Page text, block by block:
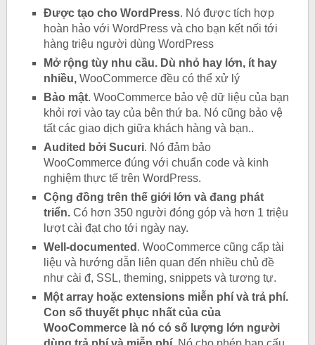
Được tạo cho WordPress. Nó được tích hợp
hoàn hảo với WordPress và cho bạn kết nối tới
hàng triệu người dùng WordPress
Mở rộng tùy nhu cầu. Dù nhỏ hay lớn, ít hay
nhiều, WooCommerce đều có thể xử lý
Bảo mật. WooCommerce bảo vệ dữ liệu của bạn
khỏi rơi vào tay của bên thứ ba. Nó cũng bảo vệ
tất các giao dịch giữa khách hàng và bạn..
Audited bởi Sucuri. Nó đảm bảo
WooCommerce đúng với chuẩn code và kinh
nghiệm thực tế trên WordPress.
Cộng đồng trên thế giới lớn và đang phát
triển. Có hơn 350 người đóng góp và hơn 1 triệu
lượt cài đạt cho tới ngày nay.
Well-documented . WooCommerce cũng cấp tài
liệu và hướng dẫn liên quan đến nhiều chủ đề
như cài đ, SSL, theming, snippets và tương tự.
Một array hoặc extensions miễn phí và trả phí.
Con số thuyết phục nhất của của
WooCommerce là nó có số lượng lớn người